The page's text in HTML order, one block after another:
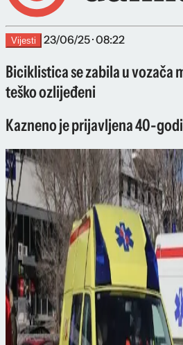
Vijesti 23/06/25 · 08:22
Biciklistica se zabila u vozača
teško ozlijeđeni
Kazneno je prijavljena 40-